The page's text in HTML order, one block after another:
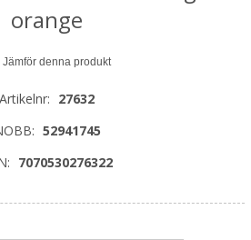
orange
Jämför denna produkt
Artikelnr: 27632
52941745
7070530276322